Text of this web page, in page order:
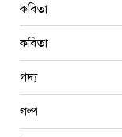
কবিতা
কবিতা
গদ্য
গল্প